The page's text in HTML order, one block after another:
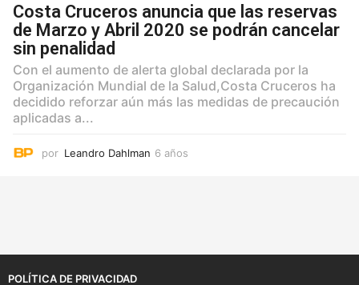
Costa Cruceros anuncia que las reservas
de Marzo y Abril 2020 se podrán cancelar
sin penalidad
Con el aumento de alerta global declarada por la
Organización Mundial de la Salud,Costa Cruceros ha
decidido reforzar aún más las medidas de precaución
aplicadas a...
por Leandro Dahlman 6 años
POLÍTICA DE PRIVACIDAD